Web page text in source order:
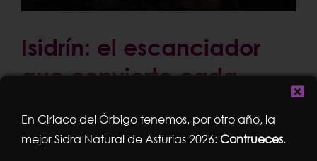
Isidrín: el escanciador
que convierte cada
culín en una experiencia
Easy Drink
En Ciriaco del Órbigo tenemos, por otro año, la
mejor Sidra Natural de Asturias 2026:Contrueces.